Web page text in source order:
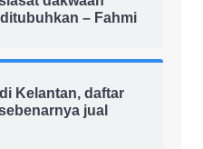
– Fahmi
Kelantan, daftar
jual